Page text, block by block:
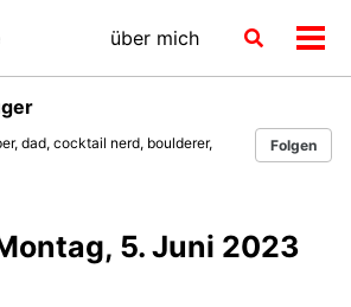
über mich
Toggle
dad, cocktail nerd, boulderer,
Folgen
5. Juni 2023